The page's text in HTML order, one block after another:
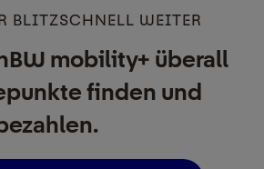
BLITZSCHNELL WEITER
mobility+ überall
finden und